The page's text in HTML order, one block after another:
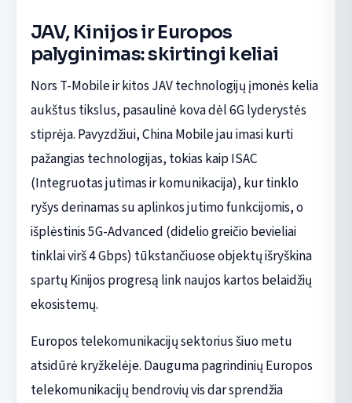
JAV, Kinijos ir Europos
palyginimas: skirtingi keliai
Nors T-Mobile ir kitos JAV technologijų įmonės kelia
aukštus tikslus, pasaulinė kova dėl 6G lyderystės
stiprėja. Pavyzdžiui, China Mobile jau imasi kurti
pažangias technologijas, tokias kaip ISAC
(Integruotas jutimas ir komunikacija), kur tinklo
ryšys derinamas su aplinkos jutimo funkcijomis, o
išplėstinis 5G-Advanced (didelio greičio bevieliai
tinklai virš 4 Gbps) tūkstančiuose objektų išryškina
spartų Kinijos progresą link naujos kartos belaidžių
ekosistemų.
Europos telekomunikacijų sektorius šiuo metu
atsidūrė kryžkelėje. Dauguma pagrindinių Europos
telekomunikacijų bendrovių vis dar sprendžia